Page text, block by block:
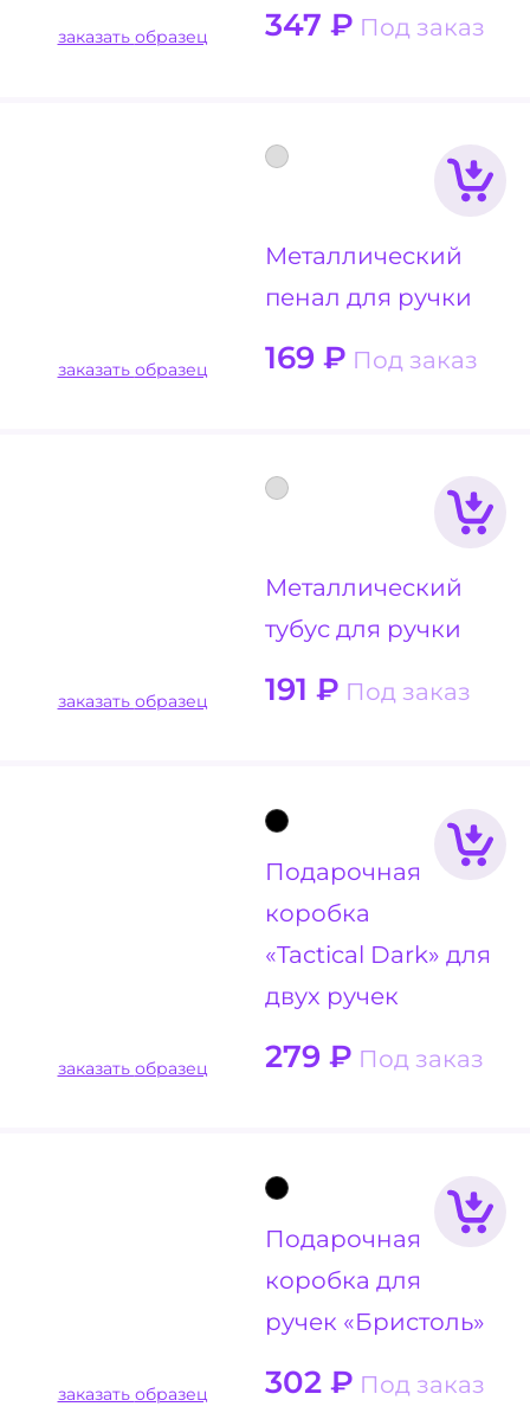
347 ₽ Под заказ
заказать образец
Металлический
пенал для ручки
169 ₽ Под заказ
заказать образец
Металлический
тубус для ручки
191 ₽ Под заказ
заказать образец
Подарочная
коробка
«Tactical Dark» для
двух ручек
279 ₽ Под заказ
заказать образец
Подарочная
коробка для
ручек «Бристоль»
302 ₽ Под заказ
заказать образец